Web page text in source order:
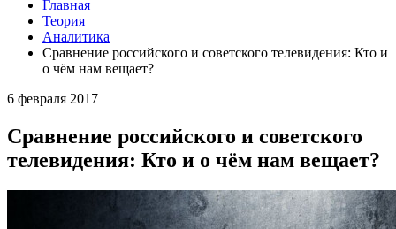
Главная
Теория
Аналитика
Сравнение российского и советского телевидения: Кто и
о чём нам вещает?
6 февраля 2017
Сравнение российского и советского
телевидения: Кто и о чём нам вещает?